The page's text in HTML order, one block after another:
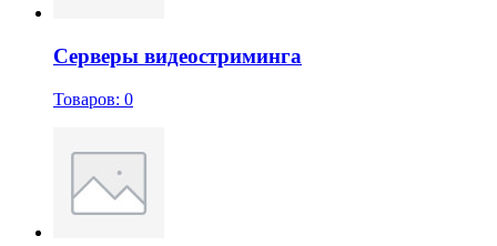
Серверы видеостриминга
Товаров: 0